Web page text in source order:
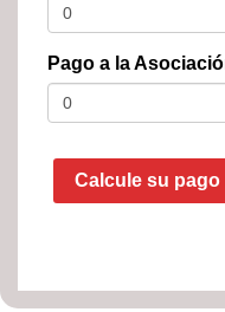
Pago a la
Calcule su pago